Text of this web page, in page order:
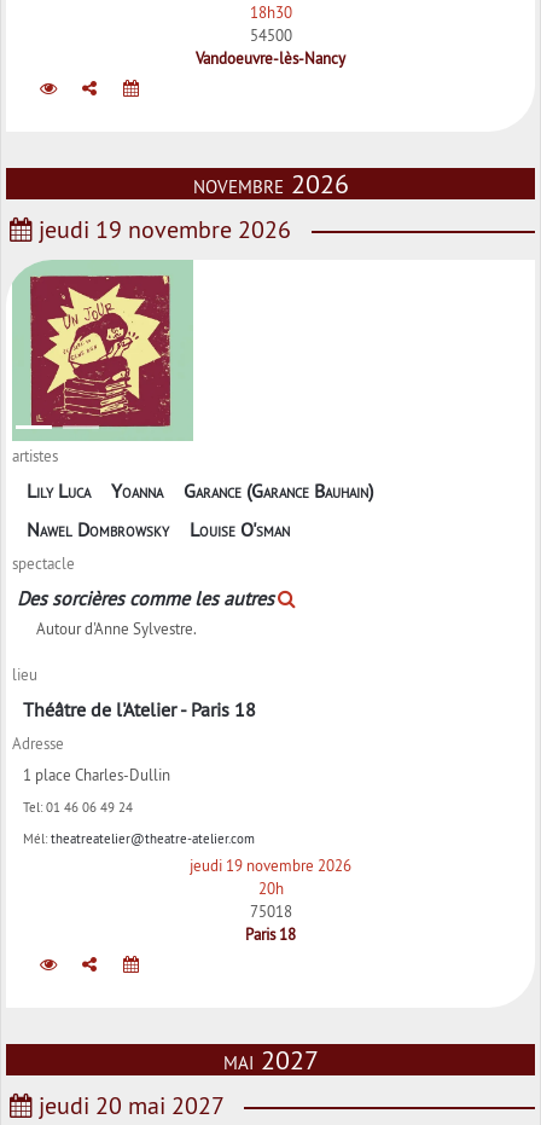
18h30
54500
Vandoeuvre-lès-Nancy
novembre 2026
jeudi 19 novembre 2026
artistes
Lily Luca Yoanna
Garance (Garance Bauhain)
Nawel Dombrowsky
Louise O'sman
spectacle
Des sorcières comme les autres
Autour d'Anne Sylvestre.
lieu
Théâtre de l'Atelier - Paris 18
Adresse
1 place Charles-Dullin
Tel: 01 46 06 49 24
Mél: theatreatelier@theatre-atelier.com
jeudi 19 novembre 2026
20h
75018
Paris 18
mai 2027
jeudi 20 mai 2027